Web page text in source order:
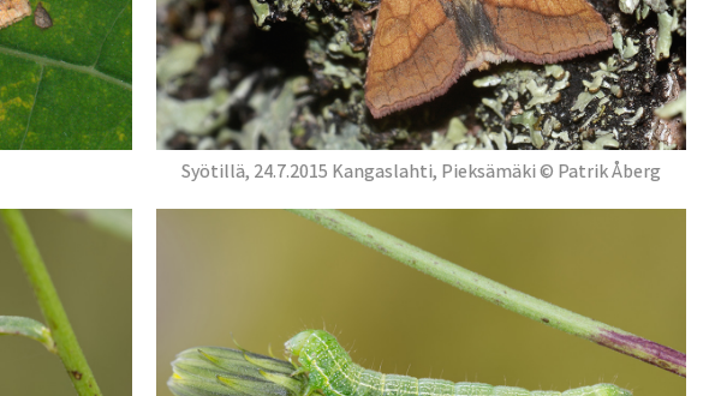
Syötillä, 24.7.2015 Kangaslahti, Pieksämäki © Patrik Åberg